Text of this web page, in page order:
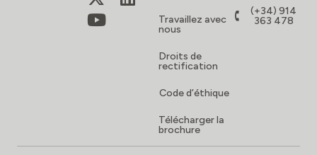
Travaillez avec
nous
Droits de
rectification
Code d’éthique
Télécharger la
brochure
(+34) 914
363 478